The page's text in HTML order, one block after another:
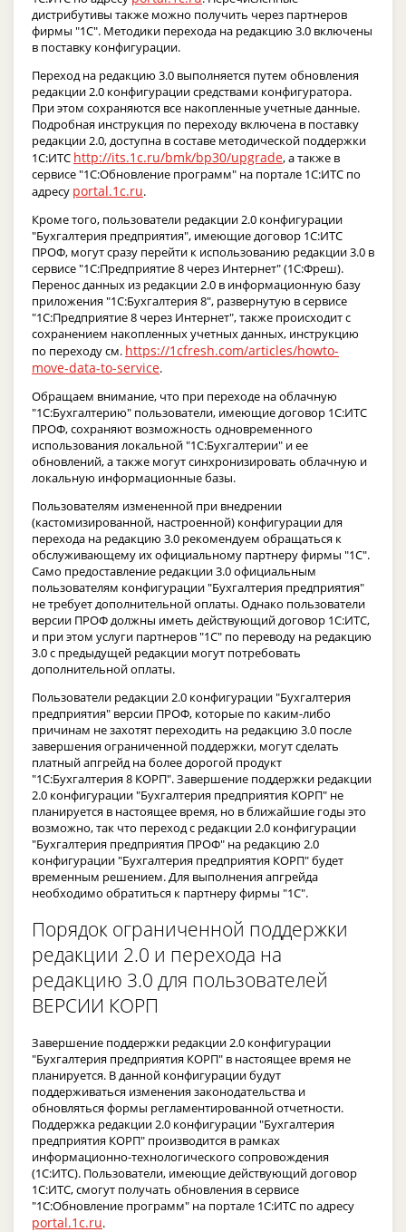
дистрибутивы также можно получить через партнеров
фирмы "1С". Методики перехода на редакцию 3.0 включены
в поставку конфигурации.
Переход на редакцию 3.0 выполняется путем обновления
редакции 2.0 конфигурации средствами конфигуратора.
При этом сохраняются все накопленные учетные данные.
Подробная инструкция по переходу включена в поставку
редакции 2.0, доступна в составе методической поддержки
1С:ИТС http://its.1c.ru/bmk/bp30/upgrade, а также в
сервисе "1С:Обновление программ" на портале 1С:ИТС по
адресу portal.1c.ru.
Кроме того, пользователи редакции 2.0 конфигурации
"Бухгалтерия предприятия", имеющие договор 1С:ИТС
ПРОФ, могут сразу перейти к использованию редакции 3.0 в
сервисе "1С:Предприятие 8 через Интернет" (1С:Фреш).
Перенос данных из редакции 2.0 в информационную базу
приложения "1С:Бухгалтерия 8", развернутую в сервисе
"1С:Предприятие 8 через Интернет", также происходит с
сохранением накопленных учетных данных, инструкцию
по переходу см. https://1cfresh.com/articles/howto-
move-data-to-service.
Обращаем внимание, что при переходе на облачную
"1С:Бухгалтерию" пользователи, имеющие договор 1С:ИТС
ПРОФ, сохраняют возможность одновременного
использования локальной "1С:Бухгалтерии" и ее
обновлений, а также могут синхронизировать облачную и
локальную информационные базы.
Пользователям измененной при внедрении
(кастомизированной, настроенной) конфигурации для
перехода на редакцию 3.0 рекомендуем обращаться к
обслуживающему их официальному партнеру фирмы "1С".
Само предоставление редакции 3.0 официальным
пользователям конфигурации "Бухгалтерия предприятия"
не требует дополнительной оплаты. Однако пользователи
версии ПРОФ должны иметь действующий договор 1С:ИТС,
и при этом услуги партнеров "1С" по переводу на редакцию
3.0 с предыдущей редакции могут потребовать
дополнительной оплаты.
Пользователи редакции 2.0 конфигурации "Бухгалтерия
предприятия" версии ПРОФ, которые по каким-либо
причинам не захотят переходить на редакцию 3.0 после
завершения ограниченной поддержки, могут сделать
платный апгрейд на более дорогой продукт
"1С:Бухгалтерия 8 КОРП". Завершение поддержки редакции
2.0 конфигурации "Бухгалтерия предприятия КОРП" не
планируется в настоящее время, но в ближайшие годы это
возможно, так что переход с редакции 2.0 конфигурации
"Бухгалтерия предприятия ПРОФ" на редакцию 2.0
конфигурации "Бухгалтерия предприятия КОРП" будет
временным решением. Для выполнения апгрейда
необходимо обратиться к партнеру фирмы "1С".
Порядок ограниченной поддержки
редакции 2.0 и перехода на
редакцию 3.0 для пользователей
ВЕРСИИ КОРП
Завершение поддержки редакции 2.0 конфигурации
"Бухгалтерия предприятия КОРП" в настоящее время не
планируется. В данной конфигурации будут
поддерживаться изменения законодательства и
обновляться формы регламентированной отчетности.
Поддержка редакции 2.0 конфигурации "Бухгалтерия
предприятия КОРП" производится в рамках
информационно-технологического сопровождения
(1С:ИТС). Пользователи, имеющие действующий договор
1С:ИТС, смогут получать обновления в сервисе
"1С:Обновление программ" на портале 1С:ИТС по адресу
portal.1c.ru.